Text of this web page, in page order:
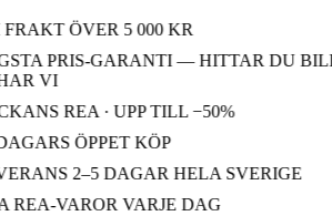
ÖVER 5 000 KR
PRIS-GARANTI — HITTAR DU
VI
REA · UPP TILL −50%
ÖPPET KÖP
2–5 DAGAR HELA SVERIGE
REA-VAROR VARJE DAG